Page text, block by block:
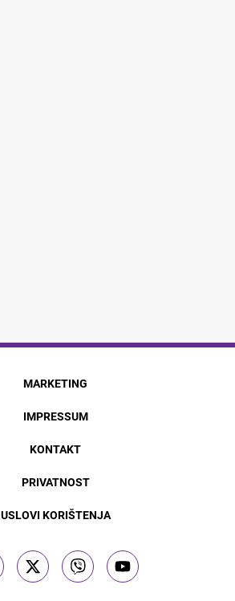
MARKETING
IMPRESSUM
KONTAKT
PRIVATNOST
USLOVI KORIŠTENJA